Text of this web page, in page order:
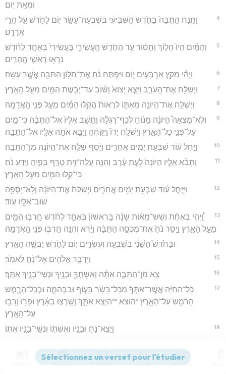
וּמְאַ֖ת יֽוֹם׃
4
וַתָּ֤נַח הַתֵּבָה֙ בַּחֹ֣דֶשׁ הַשְּׁבִיעִ֔י בְּשִׁבְעָה־עָשָׂ֥ר י֖וֹם לַחֹ֑דֶשׁ עַ֖ל הָרֵ֥י
אֲרָרָֽט׃
5
וְהַמַּ֗יִם הָיוּ֙ הָל֣וֹךְ וְחָס֔וֹר עַ֖ד הַחֹ֣דֶשׁ הָֽעֲשִׂירִ֑י בָּֽעֲשִׂירִי֙ בְּאֶחָ֣ד לַחֹ֔דֶשׁ
נִרְא֖וּ רָאשֵׁ֥י הֶֽהָרִֽים׃
6 וַֽיְהִ֕י מִקֵּ֖ץ אַרְבָּעִ֣ים י֑וֹם וַיִּפְתַּ֣ח נֹ֔חַ אֶת־חַלּ֥וֹן הַתֵּבָ֖ה אֲשֶׁ֥ר עָשָֽׂה׃
7 וַיְשַׁלַּ֖ח אֶת־הָֽעֹרֵ֑ב וַיֵּצֵ֤א יָצוֹא֙ וָשׁ֔וֹב עַד־יְבֹ֥שֶׁת הַמַּ֖יִם מֵעַ֥ל הָאָֽרֶץ׃
8 וַיְשַׁלַּ֥ח אֶת־הַיּוֹנָ֖ה מֵאִתּ֑וֹ לִרְאוֹת֙ הֲקַ֣לּוּ הַמַּ֔יִם מֵעַ֖ל פְּנֵ֥י הָֽאֲדָמָֽה׃
9
וְלֹֽא־מָצְאָה֩ הַיּוֹנָ֨ה מָנ֜וֹחַ לְכַף־רַגְלָ֗הּ וַתָּ֤שָׁב אֵלָיו֙ אֶל־הַתֵּבָ֔ה כִּי־מַ֖יִם
עַל־פְּנֵ֣י כָל־הָאָ֑רֶץ וַיִּשְׁלַ֤ח יָדוֹ֙ וַיִּקָּחֶ֔הָ וַיָּבֵ֥א אֹתָ֛הּ אֵלָ֖יו אֶל־הַתֵּבָֽה׃
10 וַיָּ֣חֶל ע֔וֹד שִׁבְעַ֥ת יָמִ֖ים אֲחֵרִ֑ים וַיֹּ֛סֶף שַׁלַּ֥ח אֶת־הַיּוֹנָ֖ה מִן־הַתֵּבָֽה׃
11
וַתָּבֹ֨א אֵלָ֤יו הַיּוֹנָה֙ לְעֵ֣ת עֶ֔רֶב וְהִנֵּ֥ה עֲלֵה־זַ֖יִת טָרָ֣ף בְּפִ֑יהָ וַיֵּ֣דַע נֹ֔חַ
כִּי־קַ֥לּוּ הַמַּ֖יִם מֵעַ֥ל הָאָֽרֶץ׃
12
וַיִּיָּ֣חֶל ע֔וֹד שִׁבְעַ֥ת יָמִ֖ים אֲחֵרִ֑ים וַיְשַׁלַּח֙ אֶת־הַיּוֹנָ֔ה וְלֹֽא־יָסְפָ֥ה
שׁוּב־אֵלָ֖יו עֽוֹד׃
13
וַֽ֠יְהִי בְּאַחַ֨ת וְשֵׁשׁ־מֵא֜וֹת שָׁנָ֗ה בָּֽרִאשׁוֹן֙ בְּאֶחָ֣ד לַחֹ֔דֶשׁ חָֽרְב֥וּ הַמַּ֖יִם
מֵעַ֣ל הָאָ֑רֶץ וַיָּ֤סַר נֹ֙חַ֙ אֶת־מִכְסֵ֣ה הַתֵּבָ֔ה וַיַּ֕רְא וְהִנֵּ֥ה חָֽרְב֖וּ פְּנֵ֥י הָֽאֲדָמָֽה׃
14 וּבַחֹ֙דֶשׁ֙ הַשֵּׁנִ֔י בְּשִׁבְעָ֧ה וְעֶשְׂרִ֛ים י֖וֹם לַחֹ֑דֶשׁ יָבְשָׁ֖ה הָאָֽרֶץ׃
15 וַיְדַבֵּ֥ר אֱלֹהִ֖ים אֶל־נֹ֥חַ לֵאמֹֽר׃
16 צֵ֖א מִן־הַתֵּבָ֑ה אַתָּ֕ה וְאִשְׁתְּךָ֛ וּבָנֶ֥יךָ וּנְשֵֽׁי־בָנֶ֖יךָ אִתָּֽךְ׃
17
כָּל־הַחַיָּ֨ה אֲשֶֽׁר־אִתְּךָ֜ מִכָּל־בָּשָׂ֗ר בָּע֧וֹף וּבַבְּהֵמָ֛ה וּבְכָל־הָרֶ֛מֶשׂ
הָרֹמֵ֥שׂ עַל־הָאָ֖רֶץ *הוצא **הַיְצֵ֣א אִתָּ֑ךְ וְשָֽׁרְצ֣וּ בָאָ֔רֶץ וּפָר֥וּ וְרָב֖וּ
עַל־הָאָֽרֶץ׃
18 וַיֵּ֖צֵא־נֹ֑חַ וּבָנָ֛יו וְאִשְׁתּ֥וֹ וּנְשֵֽׁי־בָנָ֖יו אִתּֽוֹ׃
יָצְא֖וּ מִן־הַתֵּבָֽה׃
Versions Commentaires Strong